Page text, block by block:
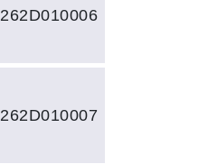
262D010006
262D010007